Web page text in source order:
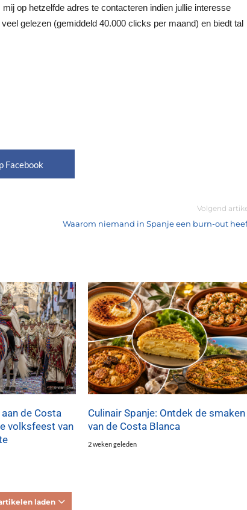
op hetzelfde adres te contacteren indien jullie interesse
gelezen (gemiddeld 40.000 clicks per maand) en biedt tal
Facebook
Volgend
Waarom niemand in Spanje een burn-out
de Costa
volksfeest van
Culinair Spanje: Ontdek de smaken
van de Costa Blanca
2 weken geleden
laden